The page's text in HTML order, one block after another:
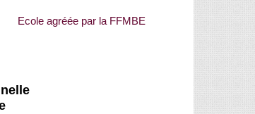
Ecole agréée par la FFMBE